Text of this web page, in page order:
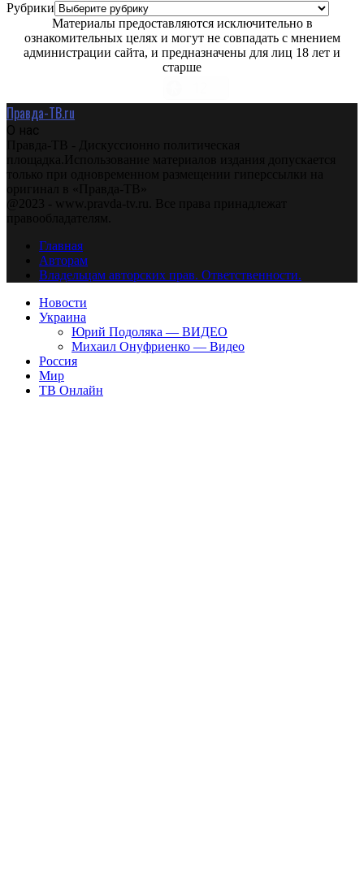
Рубрики
Материалы предоставляются исключительно в
ознакомительных целях и могут не совпадать с мнением
администрации сайта, и предназначены для лиц 18 лет и
старше
Правда-ТВ.ru
О нас
Правда-ТВ - Дискуссионно политическая
площадка.Использование материалов издания допускается
только при одновременном размещении гиперссылки на
оригинал в «Правда-ТВ»
@2023 - www.pravda-tv.ru. Все права принадлежат
правообладателям.
Главная
Авторам
Владельцам авторских прав. Ответственности.
Новости
Украина
Юрий Подоляка — ВИДЕО
Михаил Онуфриенко — Видео
Россия
Мир
ТВ Онлайн